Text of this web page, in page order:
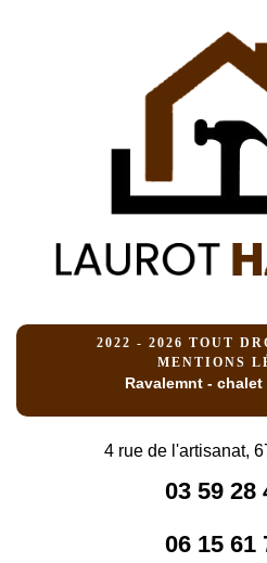
2022 - 2026 TOUT
MENTIONS
Ravalemnt -
4 rue de l'artisanat,
03 59 28
06 15 61